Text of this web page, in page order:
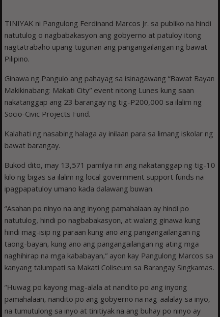
TINIYAK ni Pangulong Ferdinand Marcos Jr. sa publiko na hindi
natutulog o nagbabakasyon ang gobyerno at patuloy itong
nagtatrabaho upang tugunan ang pangangailangan ng bawat
Pilipino.
Ginawa ng Pangulo ang pahayag sa isinagawang “Bawat Bayan
Makikinabang: Makati City” event nitong Lunes kung saan
nakatanggap ang 23 barangay ng tig-P200,000 sa ilalim ng
Socio-Civic Projects Fund.
Kalahati ng nasabing halaga ay inilaan para sa limang iskolar ng
bawat barangay.
Bukod dito, may 13,571 pamilya rin ang nakatanggap ng tig-10
kilo ng bigas sa ilalim ng local government support funds na
ipagpapatuloy umano kada dalawang buwan.
“Asahan po ninyo na ang inyong pamahalaan ay hindi po
natutulog, hindi po nagbabakasyon, at walang ginawa kung
hindi mag-isip ng paraan kung ano ang pangangailangan ng
taong-bayan, kung ano ang pangangailangan ng ating mga
naghihirap na mga kababayan,” ayon kay Pangulong Marcos sa
kanyang talumpati sa Makati Coliseum sa Barangay Singkamas.
“Huwag po kayong mag-alala at nandito po ang inyong
pamahalaan, nandito po ang gobyerno na nag-aalalay sa inyo,
na tumutulong sa inyo at tinitiyak na ang buhay po ninyo ay